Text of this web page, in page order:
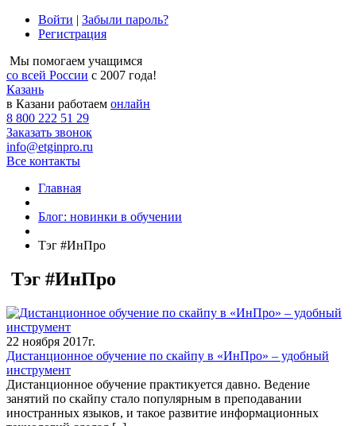
Войти | Забыли пароль?
Регистрация
Мы помогаем учащимся
со всей России с 2007 года!
Казань
в Казани работаем онлайн
8 800 222 51 29
Заказать звонок
info@etginpro.ru
Все контакты
Главная
Блог: новинки в обучении
Тэг #ИнПро
Тэг #ИнПро
22 ноября 2017г.
Дистанционное обучение по скайпу в «ИнПро» – удобный
инструмент
Дистанционное обучение практикуется давно. Ведение
занятий по скайпу стало популярным в преподавании
иностранных языков, и такое развитие информационных